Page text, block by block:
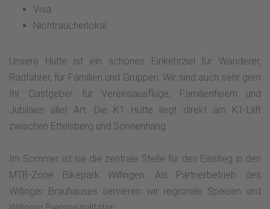
Visa
Nichtraucherlokal
Unsere Hütte ist ein schönes Einkehrziel für Wanderer,
Radfahrer, für Familien und Gruppen. Wir sind auch sehr gern
Ihr Gastgeber für Vereinsausflüge, Familienfeiern und
Jubiläen aller Art. Die K1 Hütte liegt direkt am K1-Llift
zwischen Ettelsberg und Sonnenhang.
Im Sommer ist sie die zentrale Stelle für den Einstieg in den
MTB-Zone Bikepark Willingen. Als Partnerbetrieb des
Willinger Brauhauses servieren wir regionale Speisen und